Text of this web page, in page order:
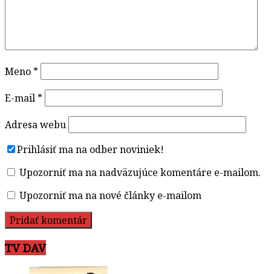
Meno *
E-mail *
Adresa webu
Prihlásiť ma na odber noviniek!
Upozorniť ma na nadväzujúce komentáre e-mailom.
Upozorniť ma na nové články e-mailom
TV DAV